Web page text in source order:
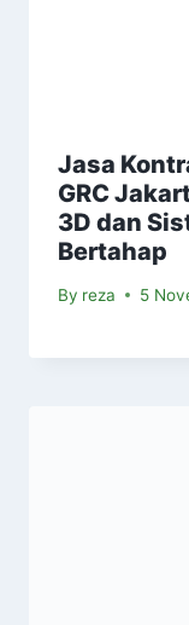
Jasa
GRC
3D dan
Bertahap
By reza 5